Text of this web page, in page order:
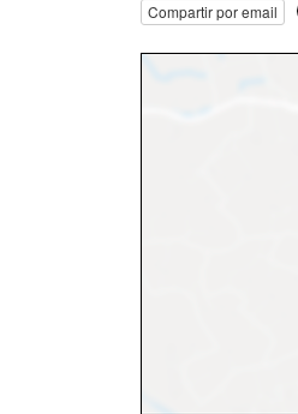
Compartir por email